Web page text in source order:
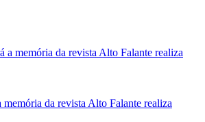
memória da revista Alto Falante realiza